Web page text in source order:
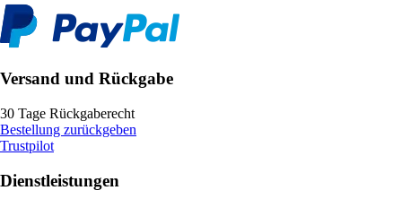
Versand und Rückgabe
30 Tage Rückgaberecht
Bestellung zurückgeben
Trustpilot
Dienstleistungen